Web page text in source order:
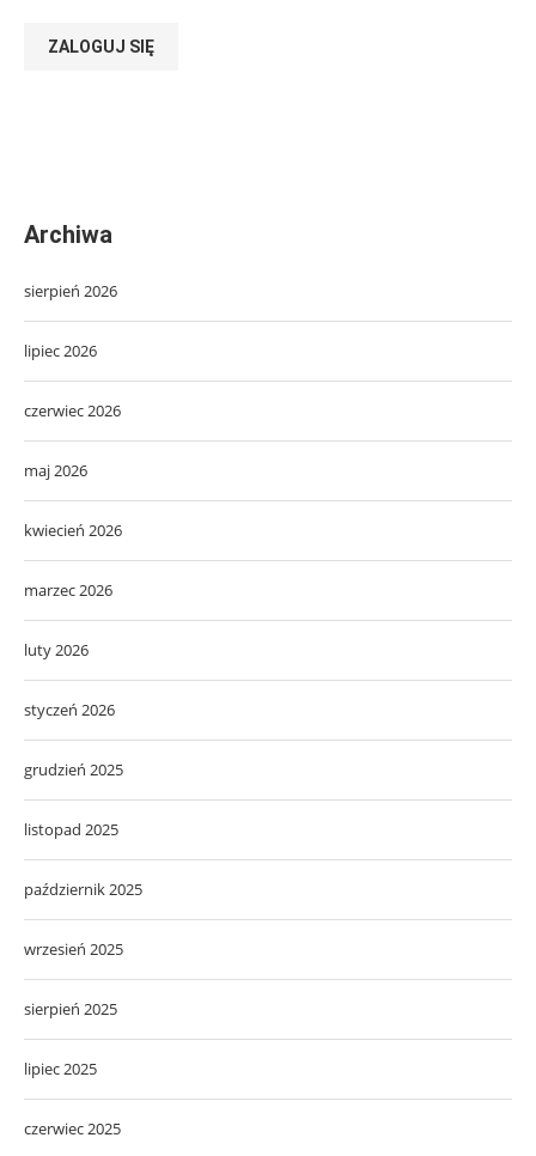
ZALOGUJ SIĘ
Archiwa
sierpień 2026
lipiec 2026
czerwiec 2026
maj 2026
kwiecień 2026
marzec 2026
luty 2026
styczeń 2026
grudzień 2025
listopad 2025
październik 2025
wrzesień 2025
sierpień 2025
lipiec 2025
czerwiec 2025